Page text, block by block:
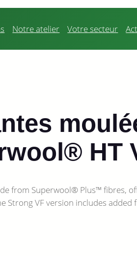
Notre atelier Votre secteur
HT
from Superwool® Plus™ fibres,
Strong VF version includes added